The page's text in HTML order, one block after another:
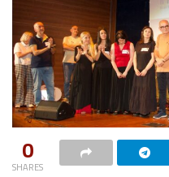
0
SHARES